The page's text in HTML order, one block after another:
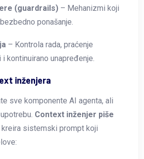
(guardrails) – Mehanizmi koji
ponašanje.
– Kontrola rada, praćenje
kontinuirano unapređenje.
inženjera
sve komponente AI agenta, ali
Context inženjer piše
kreira sistemski prompt koji